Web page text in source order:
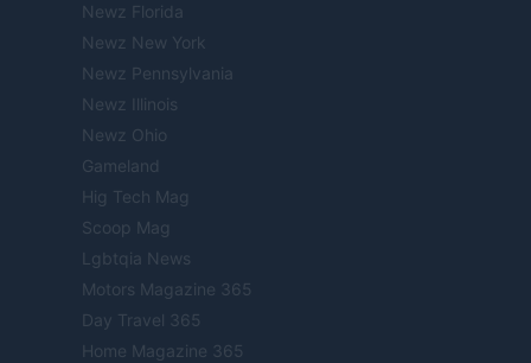
Newz Florida
Newz New York
Newz Pennsylvania
Newz Illinois
Newz Ohio
Gameland
Hig Tech Mag
Scoop Mag
Lgbtqia News
Motors Magazine 365
Day Travel 365
Home Magazine 365